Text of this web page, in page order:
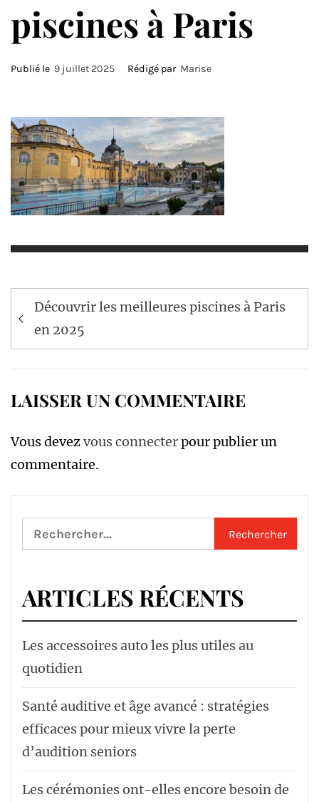
piscines à Paris
Publié le 9 juillet 2025 Rédigé par Marise
Navigation
de
l’article
Découvrir les meilleures piscines à Paris
en 2025
LAISSER UN COMMENTAIRE
Vous devezvous connecterpour publier un
commentaire.
Rechercher :
ARTICLES RÉCENTS
Les accessoires auto les plus utiles au
quotidien
Santé auditive et âge avancé : stratégies
efficaces pour mieux vivre la perte
d’audition seniors
Les cérémonies ont-elles encore besoin de